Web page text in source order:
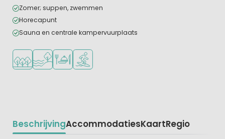
Zomer; suppen, zwemmen
Horecapunt
Sauna en centrale kampervuurplaats
Ligt in een bosrijke omgeving
Ligt bij het water
Restaurant of pizzeria
Watersportfaciliteiten
BeschrijvingAccommodatiesKaartRegio